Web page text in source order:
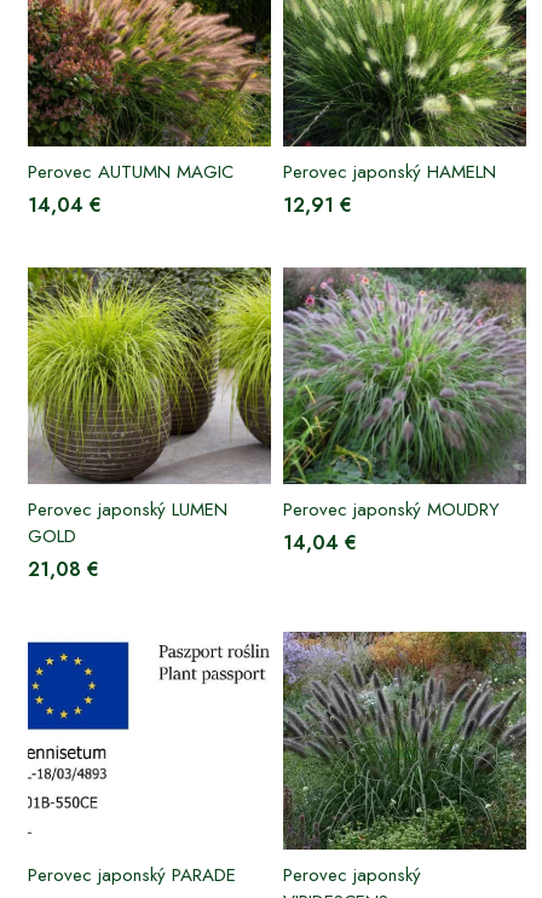
Perovec AUTUMN MAGIC
14,04 €
Perovec japonský HAMELN
12,91 €
Perovec japonský LUMEN
GOLD
21,08 €
Perovec japonský MOUDRY
14,04 €
Perovec japonský PARADE
Perovec japonský